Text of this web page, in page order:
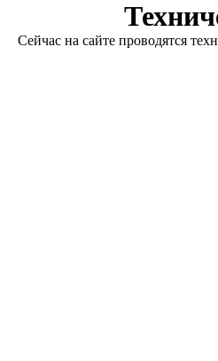
Сейчас на сайте проводятся